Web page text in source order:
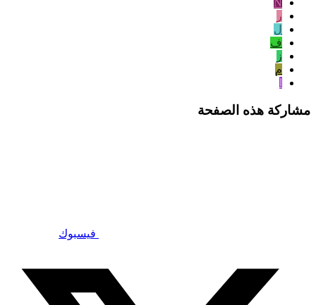
N
ر
ل
ف
ز
م
مشاركة هذه الصفحة
فيسبوك